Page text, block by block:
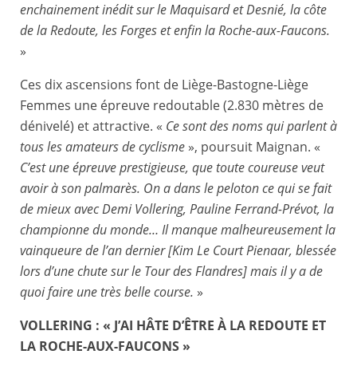
enchainement inédit sur le Maquisard et Desnié, la côte
de la Redoute, les Forges et enfin la Roche-aux-Faucons.
»
Ces dix ascensions font de Liège-Bastogne-Liège
Femmes une épreuve redoutable (2.830 mètres de
dénivelé) et attractive. « Ce sont des noms qui parlent à
tous les amateurs de cyclisme », poursuit Maignan. «
C’est une épreuve prestigieuse, que toute coureuse veut
avoir à son palmarès. On a dans le peloton ce qui se fait
de mieux avec Demi Vollering, Pauline Ferrand-Prévot, la
championne du monde… Il manque malheureusement la
vainqueure de l’an dernier [Kim Le Court Pienaar, blessée
lors d’une chute sur le Tour des Flandres] mais il y a de
quoi faire une très belle course. »
VOLLERING : « J’AI HÂTE D’ÊTRE À LA REDOUTE ET
LA ROCHE-AUX-FAUCONS »